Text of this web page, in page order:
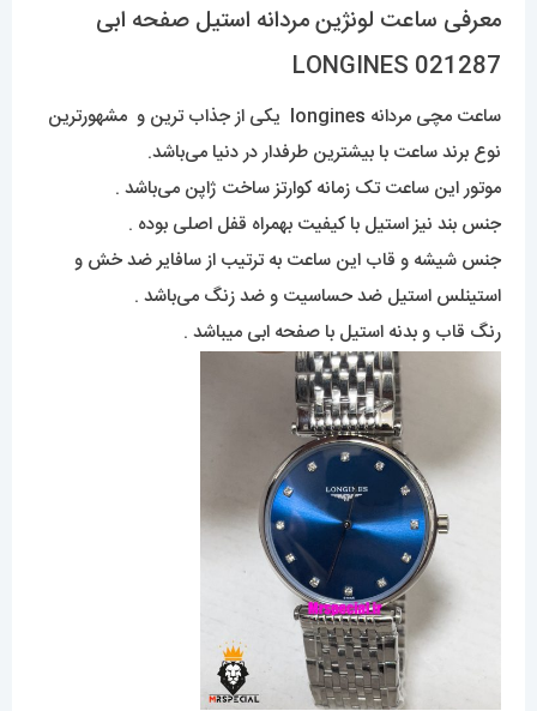
معرفی ساعت لونژین مردانه استیل صفحه ابی
LONGINES 021287
ساعت مچی مردانه longine s
یکی از جذاب ترین و مشهورترین
نوع برند ساعت با بیشترین طرفدار در دنیا می‌باشد.
موتور این ساعت تک زمانه کوارتز ساخت ژاپن می‌باشد .
جنس بند نیز استیل با کیفیت بهمراه قفل اصلی بوده .
جنس شیشه و قاب این ساعت به ترتیب از سافایر ضد خش و
استینلس استیل ضد حساسیت و ضد زنگ می‌باشد .
رنگ قاب و بدنه استیل با صفحه ابی میباشد .